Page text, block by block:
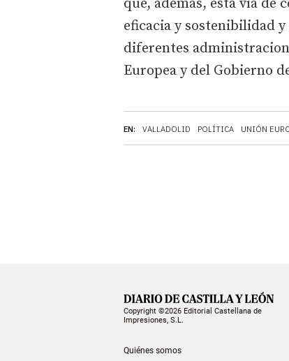
EN: VALLADOLID POLÍTICA UNIÓN
que, además, esta vía
eficacia y sostenibilidad
diferentes
Europea y del Gobierno
Copyright ©2026 Editorial Castellana de
Impresiones, S.L.
Quiénes somos